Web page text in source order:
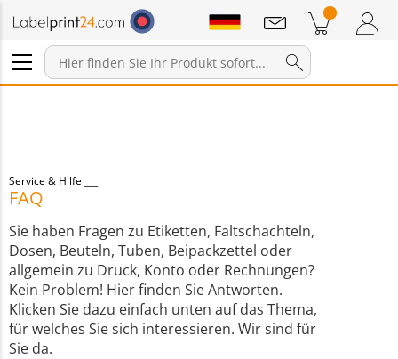
Warenkorb Zum Warenkorb
Mitteilungen
Service & Hilfe
FAQ
Sie haben Fragen zu Etiketten, Faltschachteln,
Dosen, Beuteln, Tuben, Beipackzettel oder
allgemein zu Druck, Konto oder Rechnungen?
Kein Problem! Hier finden Sie Antworten.
Klicken Sie dazu einfach unten auf das Thema,
für welches Sie sich interessieren. Wir sind für
Sie da.